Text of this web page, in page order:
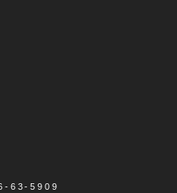
63-5909